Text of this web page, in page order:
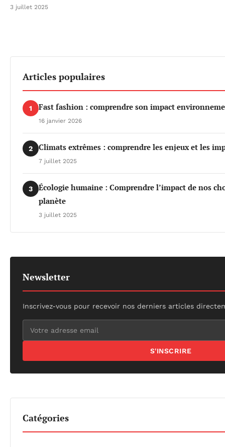
3 juillet 2025
Articles populaires
1 Fast fashion : comprendre son impact
16 janvier 2026
2 Climats extrêmes : comprendre les enjeux et les
7 juillet 2025
3
Écologie humaine : Comprendre l’impact de nos
planète
3 juillet 2025
Newsletter
Inscrivez-vous pour recevoir nos derniers articles
S'INSCRIRE
Catégories